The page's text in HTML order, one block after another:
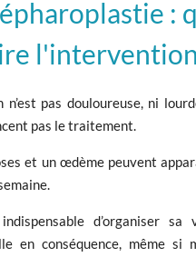
:
n’est pas douloureuse, ni
pas le traitement.
et un œdème peuvent
d’organiser sa
en conséquence, même si